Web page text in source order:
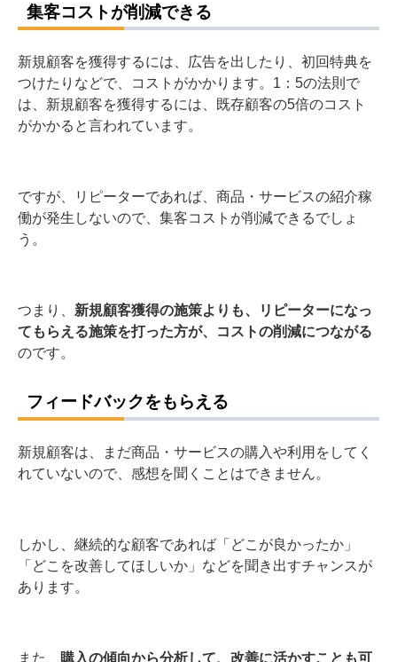
集客コストが削減できる
新規顧客を獲得するには、広告を出したり、初回特典を
つけたりなどで、コストがかかります。 1：5の法則で
は、新規顧客を獲得するには、既存顧客の5倍のコスト
がかかると言われています。
ですが、リピーターであれば、商品・サービスの紹介稼
働が発生しないので、集客コストが削減できるでしょ
う。
つまり、 新規顧客獲得の施策よりも、リピーターになっ
てもらえる施策を打った方が、コストの削減につながる
のです。
フィードバックをもらえる
新規顧客は、まだ商品・サービスの購入や利用をしてく
れていないので、感想を聞くことはできません。
しかし、継続的な顧客であれば「どこが良かったか」
「どこを改善してほしいか」などを聞き出すチャンスが
あります。
また、 購入の傾向から分析して、改善に活かすことも可